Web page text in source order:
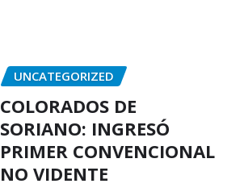
UNCATEGORIZED
COLORADOS DE
SORIANO: INGRESÓ
PRIMER CONVENCIONAL
NO VIDENTE